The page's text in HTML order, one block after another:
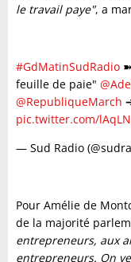
le travail paye", a
#GdMatinSudRadio
feuille de paie"
@RepubliqueMarch
pic.twitter.com/
— Sud Radio
Pour Amélie de
de la majorité
entrepreneurs, aux
entrepreneurs. On